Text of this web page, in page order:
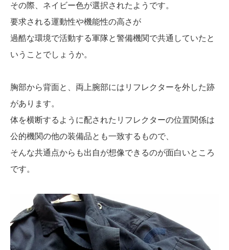
その際、ネイビー色が選択されたようです。
要求される運動性や機能性の高さが
過酷な環境で活動する軍隊と警備機関で共通していたと
いうことでしょうか。
胸部から背面と、両上腕部にはリフレクターを外した跡
があります。
体を横断するように配されたリフレクターの位置関係は
公的機関の他の装備品とも一致するもので、
そんな共通点からも出自が想像できるのが面白いところ
です。